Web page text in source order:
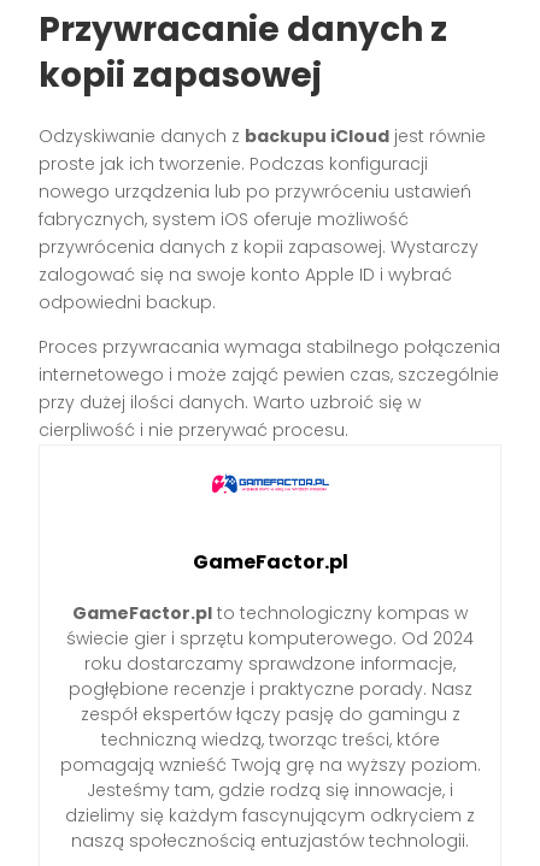
Przywracanie danych z
kopii zapasowej
Odzyskiwanie danych z backupu iCloud jest równie
proste jak ich tworzenie. Podczas konfiguracji
nowego urządzenia lub po przywróceniu ustawień
fabrycznych, system iOS oferuje możliwość
przywrócenia danych z kopii zapasowej. Wystarczy
zalogować się na swoje konto Apple ID i wybrać
odpowiedni backup.
Proces przywracania wymaga stabilnego połączenia
internetowego i może zająć pewien czas, szczególnie
przy dużej ilości danych. Warto uzbroić się w
cierpliwość i nie przerywać procesu.
GameFactor.pl
GameFactor.pl to technologiczny kompas w
świecie gier i sprzętu komputerowego. Od 2024
roku dostarczamy sprawdzone informacje,
pogłębione recenzje i praktyczne porady. Nasz
zespół ekspertów łączy pasję do gamingu z
techniczną wiedzą, tworząc treści, które
pomagają wznieść Twoją grę na wyższy poziom.
Jesteśmy tam, gdzie rodzą się innowacje, i
dzielimy się każdym fascynującym odkryciem z
naszą społecznością entuzjastów technologii.